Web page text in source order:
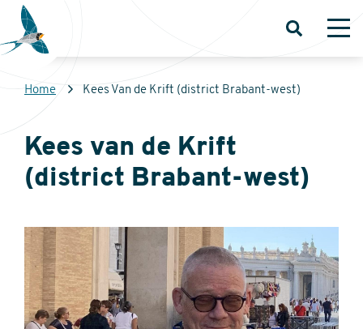
Overslaan
naar
inhoud
Sovon
Homepage
Open
Kruimelpad
Home Kees Van de Krift (district Brabant-west)
Kees van de Krift
(district Brabant-west)